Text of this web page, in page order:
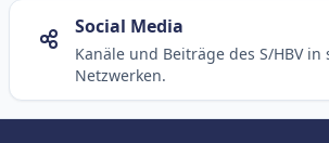
Social Media
Kanäle und Beiträge des S/HBV in
Netzwerken.